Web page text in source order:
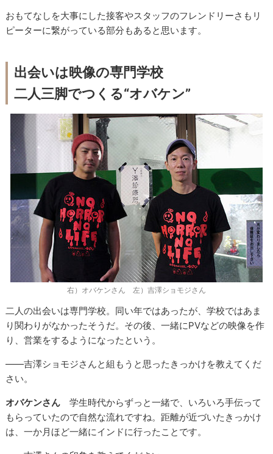
おもてなしを大事にした接客やスタッフのフレンドリーさもリ
ピーターに繋がっている部分もあると思います。
出会いは映像の専門学校
二人三脚でつくる“オバケン”
右）オバケンさん 左）吉澤ショモジさん
二人の出会いは専門学校。同い年ではあったが、学校ではあま
り関わりがなかったそうだ。その後、一緒にPVなどの映像を作
り、営業をするようになったという。
――吉澤ショモジさんと組もうと思ったきっかけを教えてくだ
さい。
オバケンさん 学生時代からずっと一緒で、いろいろ手伝って
もらっていたので自然な流れですね。距離が近づいたきっかけ
は、一か月ほど一緒にインドに行ったことです。